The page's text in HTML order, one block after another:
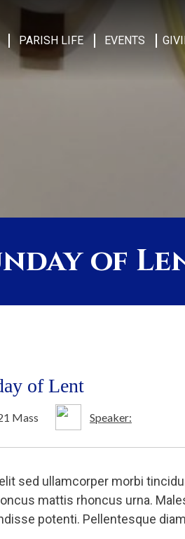
PARISH LIFE EVENTS
of
of Lent
Mass Speaker:
sed ullamcorper morbi
mattis rhoncus urna.
potenti. Pellentesque